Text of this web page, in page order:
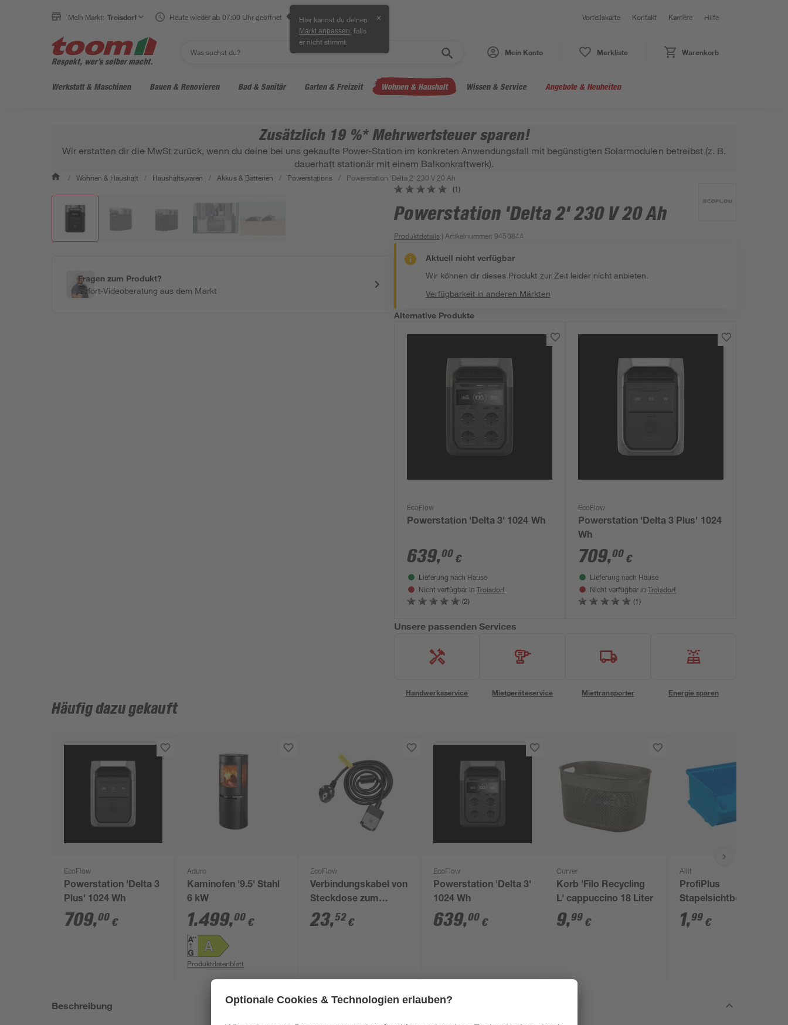
Mein Markt: Troisdorf Heute wieder ab 07:00 Uhr geöffnet Hier kannst du deinen
Markt anpassen , falls
er nicht stimmt.
✕ Vorteilskarte Kontakt Karriere Hilfe
Mein Konto Merkliste Warenkorb
Werkstatt & Maschinen Bauen & Renovieren Bad & Sanitär Garten & Freizeit Wohnen & Haushalt Wissen & Service Angebote & Neuheiten
Zusätzlich 19 %* Mehrwertsteuer sparen!
Wir erstatten dir die MwSt zurück, wenn du deine bei uns gekaufte Power-Station im konkreten Anwendungsfall mit begünstigten Solarmodulen betreibst (z. B.
dauerhaft stationär mit einem Balkonkraftwerk).
/ Wohnen & Haushalt / Haushaltswaren / Akkus & Batterien / Powerstations / Powerstation 'Delta 2' 230 V 20 Ah
Fragen zum Produkt?
Sofort-Videoberatung aus dem Markt
(1)
Powerstation 'Delta 2' 230 V 20 Ah
Produktdetails | Artikelnummer:9450844
Aktuell nicht verfügbar
Wir können dir dieses Produkt zur Zeit leider nicht anbieten.
Verfügbarkeit in anderen Märkten
Alternative Produkte
EcoFlow
Powerstation 'Delta 3' 1024 Wh
639,00 €
Lieferung nach Hause
Nicht verfügbar in Troisdorf
(2)
EcoFlow
Powerstation 'Delta 3 Plus' 1024
Wh
709,00 €
Lieferung nach Hause
Nicht verfügbar in Troisdorf
(1)
Unsere passenden Services
Handwerksservice Mietgeräteservice Miettransporter Energie sparen
Häufig dazu gekauft
EcoFlow
Powerstation 'Delta 3
Plus' 1024 Wh
709,00 €
Aduro
Kaminofen '9.5' Stahl
6 kW
1.499,00 €
Produktdatenblatt
EcoFlow
Verbindungskabel von
Steckdose zum
Powerstream 5 m
23,52€
EcoFlow
Powerstation 'Delta 3'
1024 Wh
639,00 €
Curver
Korb 'Filo Recycling
L' cappuccino 18 Liter
9,99 €
Allit
ProfiPlus
Stapelsichtbox 'Box
2B' blau 16 x 13,7 x
8,2 cm
1,99 €
Beschreibung